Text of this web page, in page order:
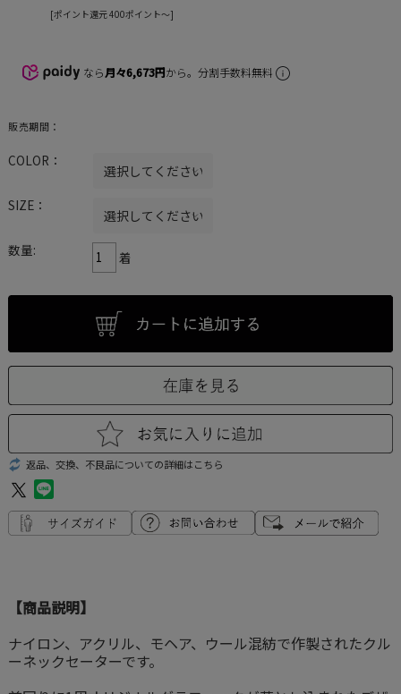
[ポイント還元 400ポイント〜]
なら月々6,673円から。分割手数料無料
販売期間：
COLOR：
SIZE：
数量: 着
返品、交換、不良品についての詳細はこちら
【商品説明】
ナイロン、アクリル、モヘア、ウール混紡で作製されたクル
ーネックセーターです。